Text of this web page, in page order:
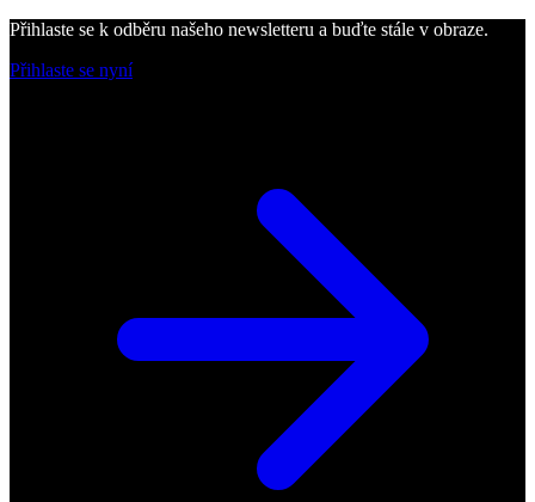
Přihlaste se k odběru našeho newsletteru a buďte stále v obraze.
Přihlaste se nyní